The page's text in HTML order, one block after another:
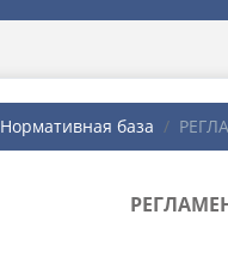
Нормативная база